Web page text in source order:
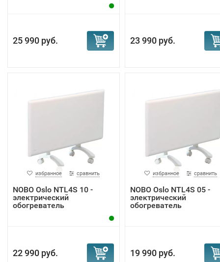
25 990 руб. 23 990 руб.
избранное сравнить
NOBO Oslo NTL4S 10 -
электрический
обогреватель
22 990 руб.
избранное сравнить
NOBO Oslo NTL4S 05 -
электрический
обогреватель
19 990 руб.